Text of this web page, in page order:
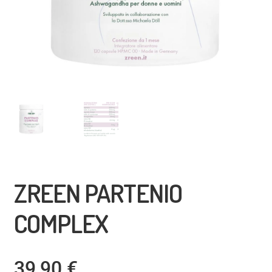
ZREEN PARTENIO
COMPLEX